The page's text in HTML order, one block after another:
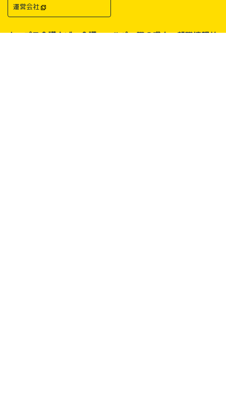
運営会社
キャプラ介護ナビ－介護・ヘルパー職の求人・転職情報サ